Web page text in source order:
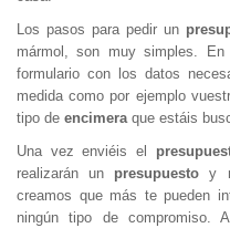
Los pasos para pedir un
mármol, son muy simples. En
formulario con los datos
medida como por ejemplo
tipo de encimeraque estáis
Una vez enviéis el
realizarán un presupuesto y
creamos que más te pueden
ningún tipo de